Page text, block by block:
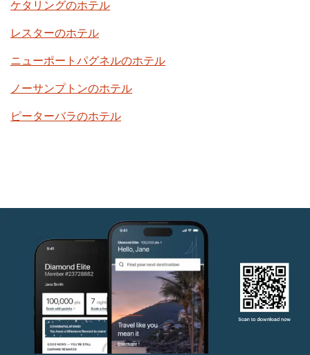
ケタリングのホテル
レスターのホテル
ニューポートパグネルのホテル
ノーサンプトンのホテル
ピーターバラのホテル